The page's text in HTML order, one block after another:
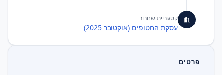
קטגוריית שחרור
עסקת החטופים (אוקטובר 2025)
פרטים